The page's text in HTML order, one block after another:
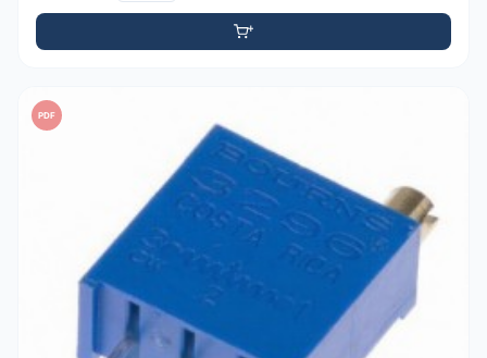
PDF